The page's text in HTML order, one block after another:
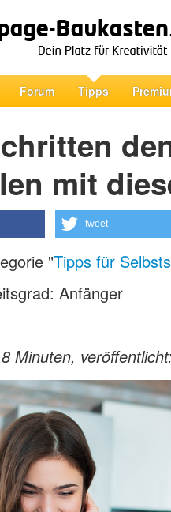
Forum Tipps
mit
tweet
"Tipps für
Anfänger
Minuten,